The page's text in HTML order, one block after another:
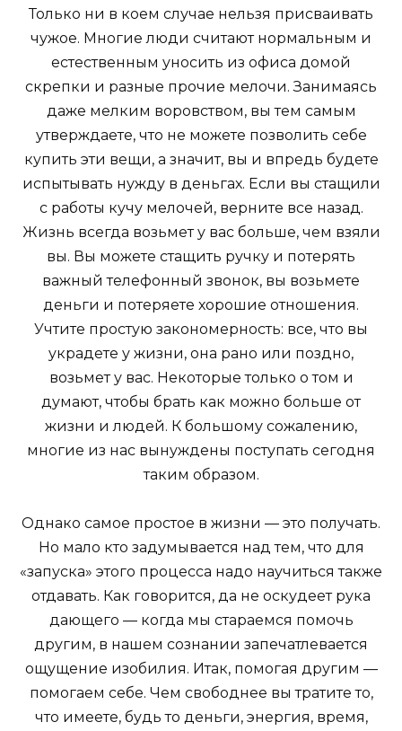
Только ни в коем случае нельзя присваивать
чужое. Многие люди считают нормальным и
естественным уносить из офиса домой
скрепки и разные прочие мелочи. Занимаясь
даже мелким воровством, вы тем самым
утверждаете, что не можете позволить себе
купить эти вещи, а значит, вы и впредь будете
испытывать нужду в деньгах. Если вы стащили
с работы кучу мелочей, верните все назад.
Жизнь всегда возьмет у вас больше, чем взяли
вы. Вы можете стащить ручку и потерять
важный телефонный звонок, вы возьмете
деньги и потеряете хорошие отношения.
Учтите простую закономерность: все, что вы
украдете у жизни, она рано или поздно,
возьмет у вас. Некоторые только о том и
думают, чтобы брать как можно больше от
жизни и людей. К большому сожалению,
многие из нас вынуждены поступать сегодня
таким образом.
Однако самое простое в жизни — это получать.
Но мало кто задумывается над тем, что для
«запуска» этого процесса надо научиться также
отдавать. Как говорится, да не оскудеет рука
дающего — когда мы стараемся помочь
другим, в нашем сознании запечатлевается
ощущение изобилия. Итак, помогая другим —
помогаем себе. Чем свободнее вы тратите то,
что имеете, будь то деньги, энергия, время,